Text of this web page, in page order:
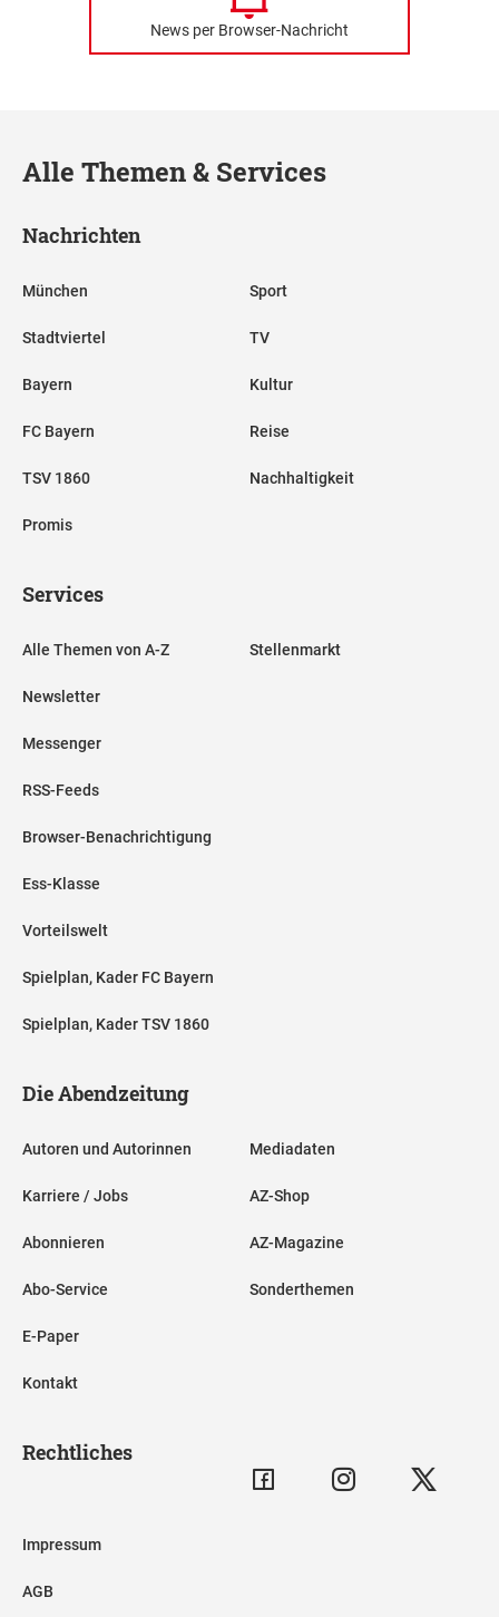
News per Browser-Nachricht
Alle Themen & Services
Nachrichten
München
Stadtviertel
Bayern
FC Bayern
TSV 1860
Promis
Sport
TV
Kultur
Reise
Nachhaltigkeit
Services
Alle Themen von A-Z
Newsletter
Messenger
RSS-Feeds
Browser-Benachrichtigung
Ess-Klasse
Vorteilswelt
Spielplan, Kader FC Bayern
Spielplan, Kader TSV 1860
Stellenmarkt
Die Abendzeitung
Autoren und Autorinnen
Karriere / Jobs
Abonnieren
Abo-Service
E-Paper
Kontakt
Mediadaten
AZ-Shop
AZ-Magazine
Sonderthemen
Rechtliches
Impressum
AGB